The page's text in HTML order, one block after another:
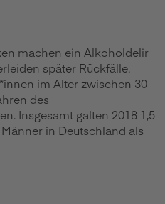
machen ein Alkoholdelir
später Rückfälle.
im Alter zwischen 30
des
Insgesamt galten 2018 1,5
in Deutschland als